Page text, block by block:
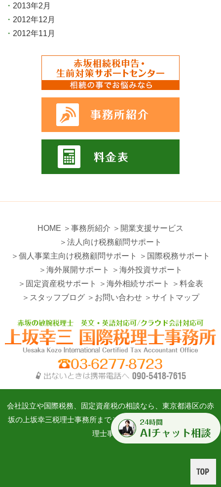
2013年2月
2012年12月
2012年11月
HOME ＞事務所紹介 ＞開業支援サービス
＞法人向け税務顧問サポート
＞個人事業主向け税務顧問サポート
＞国際税務サポート
＞海外展開サポート
＞海外投資サポート
＞固定資産税サポート
＞海外相続サポート
＞料金表
＞スタッフブログ ＞お問い合わせ ＞サイトマップ
会社設立や国際税務、固定資産税の相談なら、東京都港区の赤
坂の上坂幸三税理士事務所までご相談ください。©上坂幸三税
理士事務所